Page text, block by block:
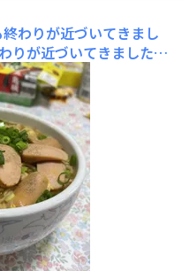
わりが近づいてきまし
りが近づいてきました。
ーがたくさんあったの
ていただきました。
け担当だっていつも思い
ら助かる！